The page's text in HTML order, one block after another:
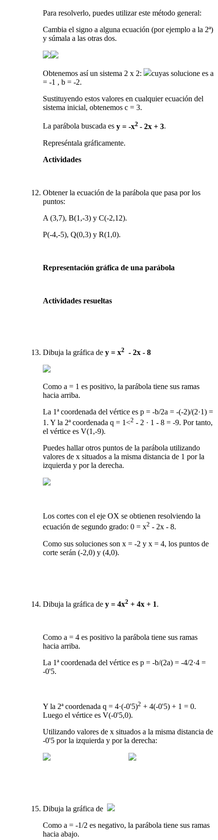
Para resolverlo, puedes utilizar este método general:
Cambia el signo a alguna ecuación (por ejemplo a la 2ª)
y súmala a las otras dos.
Obtenemos así un sistema 2 x 2:
cuyas solucione es a
= -1 , b = -2.
Sustituyendo estos valores en cualquier ecuación del
sistema inicial, obtenemos c = 3.
La parábola buscada es y = -x2 - 2x + 3.
Represéntala gráficamente.
Actividades
Obtener la ecuación de la parábola que pasa por los
puntos:
A (3,7), B(1,-3) y C(-2,12).
P(-4,-5), Q(0,3) y R(1,0).
Representación gráfica de una parábola
Actividades resueltas
Dibuja la gráfica de y = x2 - 2x - 8
Como a = 1 es positivo, la parábola tiene sus ramas
hacia arriba.
La 1ª coordenada del vértice es p = -b/2a = -(-2)/(2·1) =
1. Y la 2ª coordenada q = 1<2 - 2 · 1 - 8 = -9. Por tanto,
el vértice es V(1,-9).
Puedes hallar otros puntos de la parábola utilizando
valores de x situados a la misma distancia de 1 por la
izquierda y por la derecha.
Los cortes con el eje OX se obtienen resolviendo la
ecuación de segundo grado: 0 = x2 - 2x - 8.
Como sus soluciones son x = -2 y x = 4, los puntos de
corte serán (-2,0) y (4,0).
Dibuja la gráfica de y = 4x2 + 4x + 1.
Como a = 4 es positivo la parábola tiene sus ramas
hacia arriba.
La 1ª coordenada del vértice es p = -b/(2a) = -4/2·4 =
-0'5.
Y la 2ª coordenada q = 4·(-0'5)2 + 4(-0'5) + 1 = 0.
Luego el vértice es V(-0'5,0).
Utilizando valores de x situados a la misma distancia de
-0'5 por la izquierda y por la derecha:
Dibuja la gráfica de
Como a = -1/2 es negativo, la parábola tiene sus ramas
hacia abajo.